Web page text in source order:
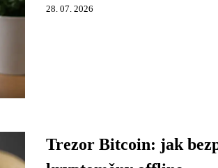
28. 07. 2026
Trezor Bitcoin: jak